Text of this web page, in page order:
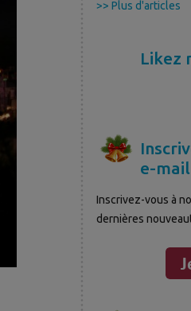
>> Plus d'articles
Likez
e-
Inscrivez-vous à
dernières